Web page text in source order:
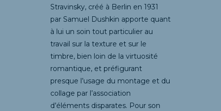
Stravinsky, créé à Berlin en 1931
par Samuel Dushkin apporte quant
à lui un soin tout particulier au
travail sur la texture et sur le
timbre, bien loin de la virtuosité
romantique, et préfigurant
presque l’usage du montage et du
collage par l’association
d’éléments disparates. Pour son